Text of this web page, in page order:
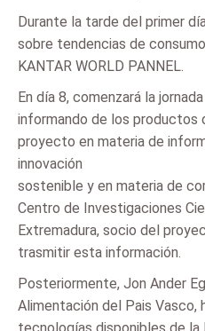
Durante la tarde del primer
sobre tendencias de
KANTAR WORLD PANNEL.
En día 8, comenzará la
informando de los productos
proyecto en materia de
innovación
sostenible y en materia de
Centro de Investigaciones
Extremadura, socio del
trasmitir esta información.
Posteriormente, Jon Ander
Alimentación del Pais Vasco,